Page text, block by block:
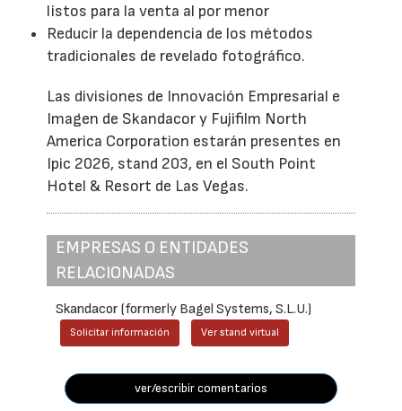
listos para la venta al por menor
Reducir la dependencia de los métodos
tradicionales de revelado fotográfico.
Las divisiones de Innovación Empresarial e
Imagen de Skandacor y Fujifilm North
America Corporation estarán presentes en
Ipic 2026, stand 203, en el South Point
Hotel & Resort de Las Vegas.
EMPRESAS O ENTIDADES
RELACIONADAS
Skandacor (formerly Bagel Systems, S.L.U.)
Solicitar información Ver stand virtual
ver/escribir comentarios